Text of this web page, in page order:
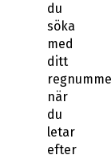
med
ditt
regnummer
när
du
letar
efter
nya
vinterdäck.